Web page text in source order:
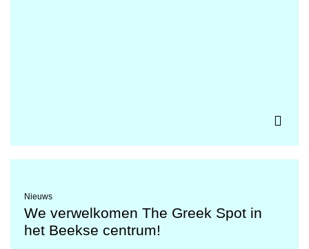
Nieuws
We verwelkomen The Greek Spot in
het Beekse centrum!